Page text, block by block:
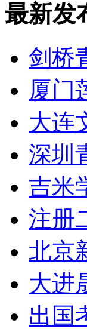
最新发
剑桥
厦门
大连
深圳
吉米
注册
北京
大进
出国